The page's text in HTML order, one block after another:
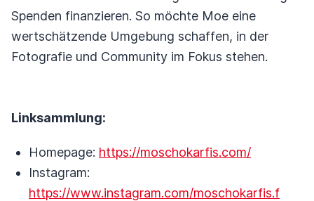
Spenden finanzieren. So möchte Moe eine
wertschätzende Umgebung schaffen, in der
Fotografie und Community im Fokus stehen.
Linksammlung:
Homepage: https://moschokarfis.com/
Instagram:
https://www.instagram.com/moschokarfis.f